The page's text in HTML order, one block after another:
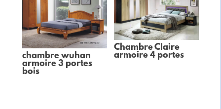
chambre wuhan
armoire 3 portes
bois
Chambre Claire
armoire 4 portes